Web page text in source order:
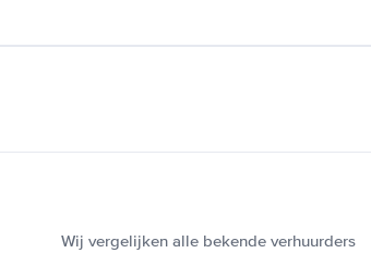
Wij vergelijken alle bekende verhuurders